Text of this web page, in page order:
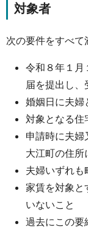
対象者
次の要件をすべて
令和８年１月
届を提出し、
婚姻日に夫婦
対象となる住
申請時に夫婦
大江町の住所
夫婦いずれも
家賃を対象と
いないこと
過去にこの要